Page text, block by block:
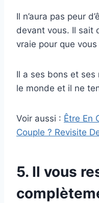
Il n’aura pas peur
devant vous. Il sait
vraie pour que
Il a ses bons et
le monde et il ne
Voir aussi : Être En
Couple ? Revisite
5. Il vous